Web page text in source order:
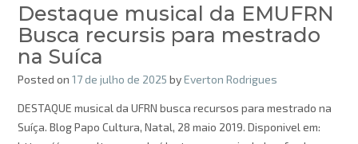
Destaque musical da EMUFRN
Busca recursis para mestrado
na Suíca
Posted on 17 de julho de 2025 byEverton Rodrigues
DESTAQUE musical da UFRN busca recursos para mestrado na
Suíça. Blog Papo Cultura, Natal, 28 maio 2019. Disponivel em: